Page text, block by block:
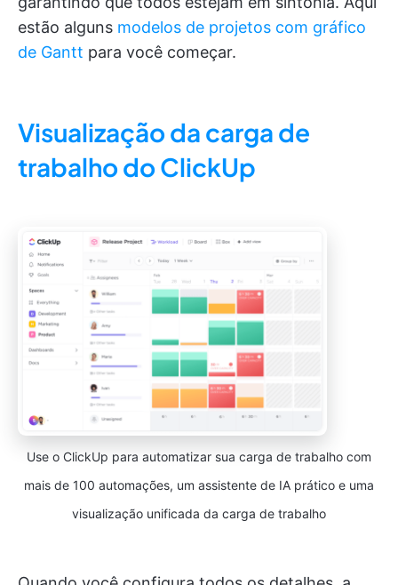
estão alguns modelos de projetos com gráfico
de Gantt para você começar.
Visualização da carga de
trabalho do ClickUp
Use o ClickUp para automatizar sua carga de trabalho com
mais de 100 automações, um assistente de IA prático e uma
visualização unificada da carga de trabalho